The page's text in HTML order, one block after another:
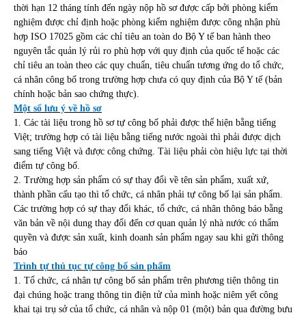
thời hạn 12 tháng tính đến ngày nộp hồ sơ được cấp bởi phòng kiểm
nghiệm được chỉ định hoặc phòng kiểm nghiệm được công nhận phù
hợp ISO 17025 gồm các chỉ tiêu an toàn do Bộ Y tế ban hành theo
nguyên tắc quản lý rủi ro phù hợp với quy định của quốc tế hoặc các
chỉ tiêu an toàn theo các quy chuẩn, tiêu chuẩn tương ứng do tổ chức,
cá nhân công bố trong trường hợp chưa có quy định của Bộ Y tế (bản
chính hoặc bản sao chứng thực).
Một số lưu ý về hồ sơ
1. Các tài liệu trong hồ sơ tự công bố phải được thể hiện bằng tiếng
Việt; trường hợp có tài liệu bằng tiếng nước ngoài thì phải được dịch
sang tiếng Việt và được công chứng. Tài liệu phải còn hiệu lực tại thời
điểm tự công bố.
2. Trường hợp sản phẩm có sự thay đổi về tên sản phẩm, xuất xứ,
thành phần cấu tạo thì tổ chức, cá nhân phải tự công bố lại sản phẩm.
Các trường hợp có sự thay đổi khác, tổ chức, cá nhân thông báo bằng
văn bản về nội dung thay đổi đến cơ quan quản lý nhà nước có thẩm
quyền và được sản xuất, kinh doanh sản phẩm ngay sau khi gửi thông
báo
Trình tự thủ tục tự công bố sản phẩm
1. Tổ chức, cá nhân tự công bố sản phẩm trên phương tiện thông tin
đại chúng hoặc trang thông tin điện tử của mình hoặc niêm yết công
khai tại trụ sở của tổ chức, cá nhân và nộp 01 (một) bản qua đường bưu